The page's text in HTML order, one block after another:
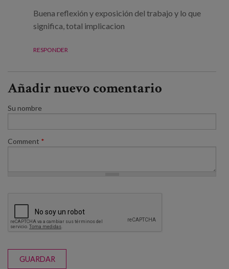
Buena reflexión y exposición del trabajo y lo que
significa, total implicacion
RESPONDER
Añadir nuevo comentario
Su nombre
Comment *
GUARDAR